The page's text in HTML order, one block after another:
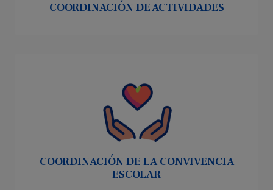
COORDINACIÓN DE ACTIVIDADES
COORDINACIÓN DE LA CONVIVENCIA
ESCOLAR